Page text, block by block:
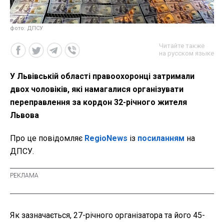
фото: ДПСУ
Читайте также
на русском языке
У Львівській області правоохоронці затримали
двох чоловіків, які намагалися організувати
переправлення за кордон 32-річного жителя
Львова
Про це повідомляє RegioNews із посиланням на
ДПСУ.
Як зазначається, 27-річного організатора та його 45-